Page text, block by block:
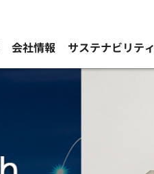
会社情報 サステナビリティ